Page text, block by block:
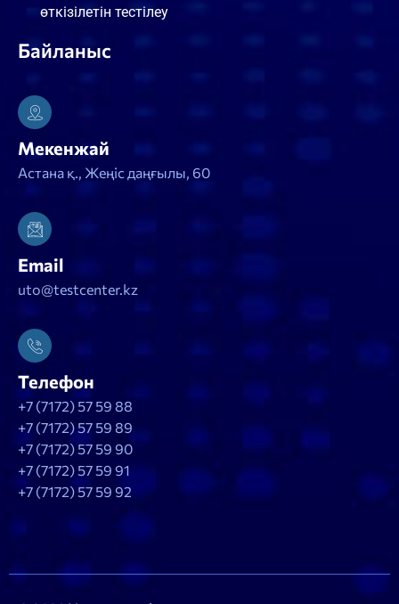
өткізілетін тестілеу
Байланыс
Мекенжай
Астана қ., Жеңіс даңғылы, 60
Email
uto@testcenter.kz
Телефон
+7 (7172) 57 59 88
+7 (7172) 57 59 89
+7 (7172) 57 59 90
+7 (7172) 57 59 91
+7 (7172) 57 59 92